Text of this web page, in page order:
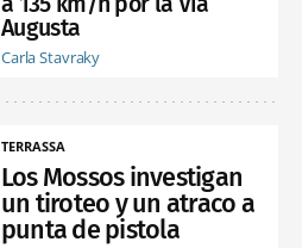
Augusta
Carla Stavraky
TERRASSA
Los Mossos investigan
un tiroteo y un atraco a
punta de pistola